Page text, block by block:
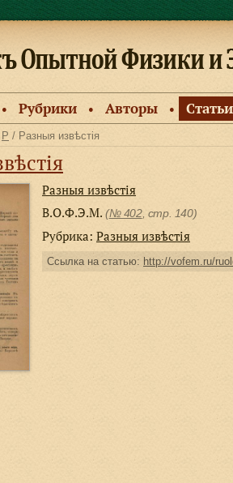
● Рубрики ● Авторы ● Статьи
Р / Разныя извѣстiя
Разныя извѣстiя
В.О.Ф.Э.М. (№ 402, стр. 140)
Рубрика: Разныя извѣстiя
Ссылка на статью: http://vofem.ru/